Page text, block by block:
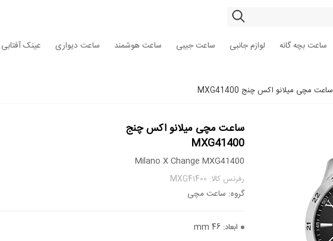
ساعت بچه گانه لوازم جانبی ساعت جیبی ساعت هوشمند ساعت دیواری عینک آفتابی
ساعت مچی میلانو اکس چنج MXG41400
ساعت مچی میلانو اکس چنج
MXG41400
Milano X Change MXG41400
رفرنس کالا: MXG41400
گروه: ساعت مچی
ابعاد: